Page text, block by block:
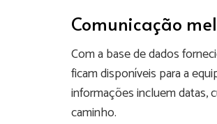
Comunicação
Com a base de dados
ficam disponíveis para a
informações incluem datas,
caminho.